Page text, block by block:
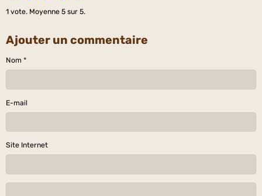
1 vote. Moyenne 5 sur 5.
Ajouter un commentaire
Nom
E-mail
Site Internet